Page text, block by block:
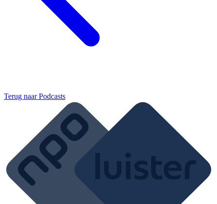
Terug naarPodcasts